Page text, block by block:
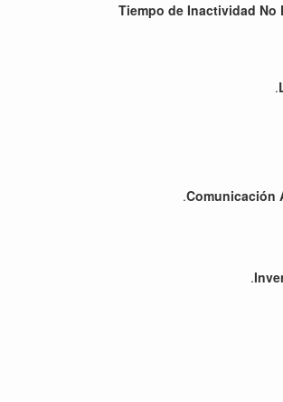
Tiempo de Inactividad No
Comunicación